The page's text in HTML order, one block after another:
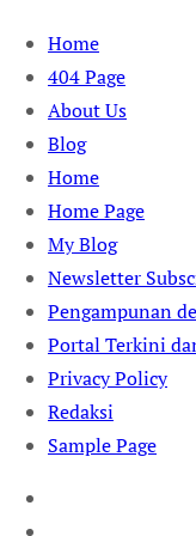
Skip
content
Home
404 Page
About Us
Blog
Home
Home Page
My Blog
Newsletter
Pengampunan
Portal Terkini
Privacy Policy
Redaksi
Sample Page